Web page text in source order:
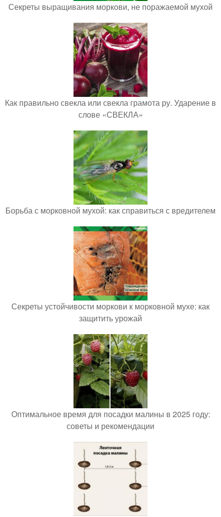
Секреты выращивания моркови, не поражаемой мухой
Как правильно свекла или свекла грамота ру. Ударение в
слове «СВЕКЛА»
Борьба с морковной мухой: как справиться с вредителем
Секреты устойчивости моркови к морковной мухе: как
защитить урожай
Оптимальное время для посадки малины в 2025 году:
советы и рекомендации